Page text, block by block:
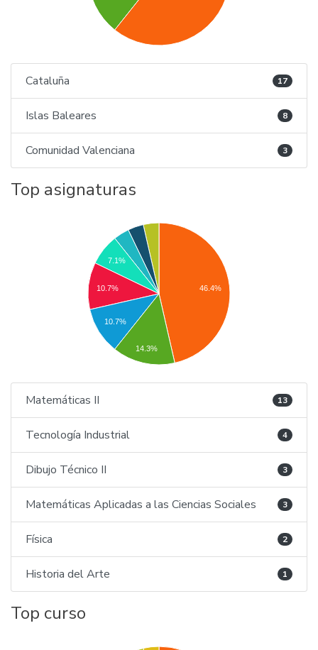
Cataluña 17
Islas Baleares 8
Comunidad Valenciana 3
Top asignaturas
46.4%
7.1%
10.7%
10.7%
14.3%
Matemáticas II 13
Tecnología Industrial 4
Dibujo Técnico II 3
Matemáticas Aplicadas a las Ciencias Sociales 3
Física 2
Historia del Arte 1
Top curso